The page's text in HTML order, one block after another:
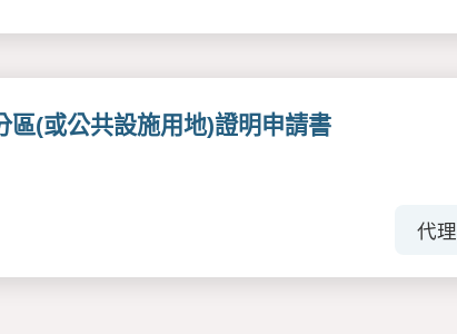
區(或公共設施用地)證明申請書
代